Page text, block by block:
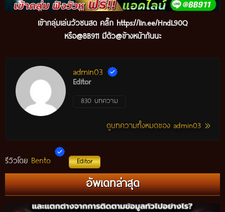
เข้ากลุ่มเล่นวัวชนสด คลิ๊ก https://lin.ee/HndL90Q
หรือ@BB911 มีตัว@ข้างหน้ากันนะ
admin03
Editor
830 บทความ
ดูบทความทั้งหมดของ admin03
รีวิวโดย Bento Editor
อัพเดทล่าสุด